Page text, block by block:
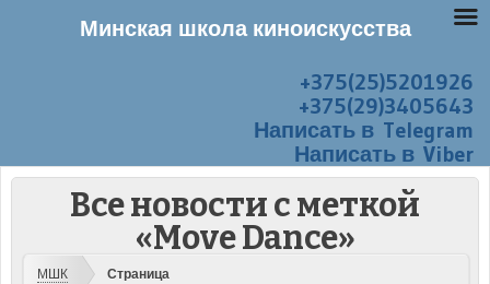
+375(25)5201926
+375(29)3405643
Написать в Telegram
Написать в Viber
Все новости с меткой
«Move Dance»
МШК Страница
Минская школа киноискусства